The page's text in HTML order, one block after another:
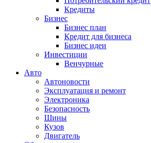
Кредиты
Бизнес
Бизнес план
Кредит для бизнеса
Бизнес идеи
Инвестиции
Венчурные
Авто
Автоновости
Эксплуатация и ремонт
Электроника
Безопасность
Шины
Кузов
Двигатель